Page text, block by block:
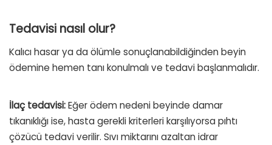
Tedavisi nasıl olur?
Kalıcı hasar ya da ölümle sonuçlanabildiğinden beyin
ödemine hemen tanı konulmalı ve tedavi başlanmalıdır.
İlaç tedavisi:Eğer ödem nedeni beyinde damar
tıkanıklığı ise, hasta gerekli kriterleri karşılıyorsa pıhtı
çözücü tedavi verilir. Sıvı miktarını azaltan idrar